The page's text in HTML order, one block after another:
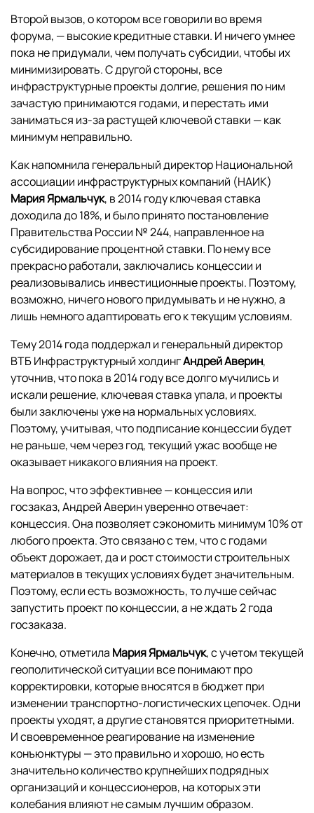
Второй вызов, о котором все говорили во время
форума, — высокие кредитные ставки. И ничего умнее
пока не придумали, чем получать субсидии, чтобы их
минимизировать. С другой стороны, все
инфраструктурные проекты долгие, решения по ним
зачастую принимаются годами, и перестать ими
заниматься из-за растущей ключевой ставки — как
минимум неправильно.
Как напомнила генеральный директор Национальной
ассоциации инфраструктурных компаний (НАИК)
Мария Ярмальчук, в 2014 году ключевая ставка
доходила до 18%, и было принято постановление
Правительства России № 244, направленное на
субсидирование процентной ставки. По нему все
прекрасно работали, заключались концессии и
реализовывались инвестиционные проекты. Поэтому,
возможно, ничего нового придумывать и не нужно, а
лишь немного адаптировать его к текущим условиям.
Тему 2014 года поддержал и генеральный директор
ВТБ Инфраструктурный холдингАндрей Аверин,
уточнив, что пока в 2014 году все долго мучились и
искали решение, ключевая ставка упала, и проекты
были заключены уже на нормальных условиях.
Поэтому, учитывая, что подписание концессии будет
не раньше, чем через год, текущий ужас вообще не
оказывает никакого влияния на проект.
На вопрос, что эффективнее — концессия или
госзаказ, Андрей Аверин уверенно отвечает:
концессия. Она позволяет сэкономить минимум 10% от
любого проекта. Это связано с тем, что с годами
объект дорожает, да и рост стоимости строительных
материалов в текущих условиях будет значительным.
Поэтому, если есть возможность, то лучше сейчас
запустить проект по концессии, а не ждать 2 года
госзаказа.
Конечно, отметила Мария Ярмальчук, с учетом текущей
геополитической ситуации все понимают про
корректировки, которые вносятся в бюджет при
изменении транспортно-логистических цепочек. Одни
проекты уходят, а другие становятся приоритетными.
И своевременное реагирование на изменение
конъюнктуры — это правильно и хорошо, но есть
значительно количество крупнейших подрядных
организаций и концессионеров, на которых эти
колебания влияют не самым лучшим образом.